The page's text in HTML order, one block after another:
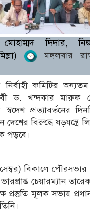
দিদার,
মঙ্গলবার
নির্বাহী কমিটির
ড. খন্দকার মারুফ
প্রত্যাবর্তনের
বিরুদ্ধে ষড়যন্ত্রে
পড়বে।
বিকালে
চেয়ারম্যান
প্রস্তুতি মূলক সভায়